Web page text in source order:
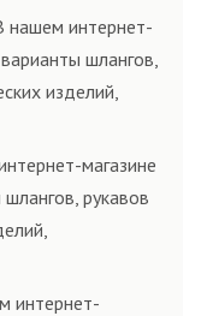
нашем интернет-
шлангов,
изделий,
условиям
магазине
рукавов
условиям
интернет-